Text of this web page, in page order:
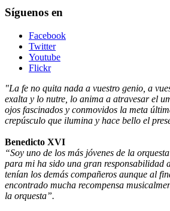
Síguenos en
Facebook
Twitter
Youtube
Flickr
"La fe no quita nada a vuestro genio, a
exalta y lo nutre, lo anima a atravesar el
ojos fascinados y conmovidos la meta
crepúsculo que ilumina y hace bello el
Benedicto XVI
“Soy uno de los más jóvenes de la
para mi ha sido una gran responsabilidad
tenían los demás compañeros aunque al
encontrado mucha recompensa
la orquesta”.